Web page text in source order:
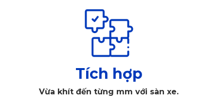
tế, màu sắc tối giản, tấm thảm trải sàn ô tô Mazda CX-60
KATA không chỉ là sản phẩm bảo vệ sàn tối ưu mà còn giúp
nâng tầm vẻ đẹp nội thất. Không những thế, trên về mặt
thừa được giữ chặt, giúp không khí trên xe luôn thông
thoáng. Ngoài ra, mặt dưới của thảm được thiết kế đặc biệt
Tích hợp
Vừa khít đến từng mm với sàn xe.